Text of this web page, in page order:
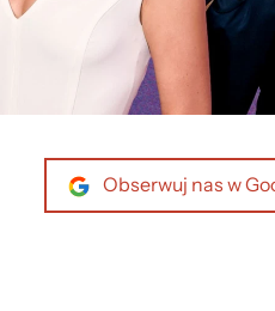
Obserwuj nas w